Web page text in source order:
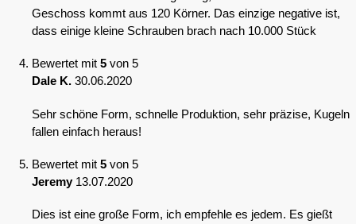
Geschoss kommt aus 120 Körner. Das einzige negative ist,
dass einige kleine Schrauben brach nach 10.000 Stück
Bewertet mit 5 von 5
Dale K. 30.06.2020
Sehr schöne Form, schnelle Produktion, sehr präzise, Kugeln
fallen einfach heraus!
Bewertet mit 5 von 5
Jeremy 13.07.2020
Dies ist eine große Form, ich empfehle es jedem. Es gießt